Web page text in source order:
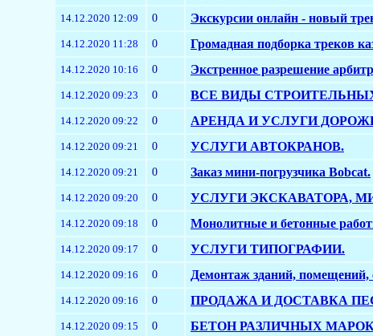
14.12.2020 12:09 0 Экскурсии онлайн - новый
14.12.2020 11:28 0 Громадная подборка треков
14.12.2020 10:16 0 Экстренное разрешение
14.12.2020 09:23 0 ВСЕ ВИДЫ
14.12.2020 09:22 0 АРЕНДА И УСЛУГИ
14.12.2020 09:21 0 УСЛУГИ АВТОКРАНОВ.
14.12.2020 09:21 0 Заказ мини-погрузчика Bobcat.
14.12.2020 09:20 0 УСЛУГИ ЭКСКАВАТОРА,
14.12.2020 09:18 0 Монолитные и бетонные
14.12.2020 09:17 0 УСЛУГИ ТИПОГРАФИИ.
14.12.2020 09:16 0 Демонтаж зданий, помещений,
14.12.2020 09:16 0 ПРОДАЖА И ДОСТАВКА
14.12.2020 09:15 0 БЕТОН РАЗЛИЧНЫХ